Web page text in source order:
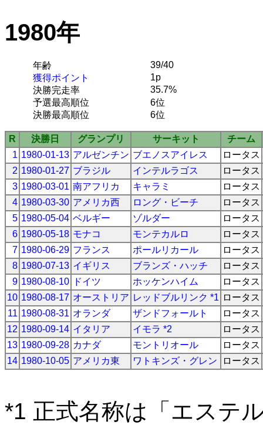
1980年
年齢
39/40
獲得ポイント
1p
決勝完走率
35.7%
予選最高順位
6位
決勝最高順位
6位
R 決勝日 グランプリ サーキット
チーム
1 1980-01-13 アルゼンチン ブエノスアイレス
ロータス
2 1980-01-27 ブラジル インテルラゴス
ロータス
3 1980-03-01 南アフリカ キャラミ
ロータス
4 1980-03-30 アメリカ西 ロング・ビーチ
ロータス
5 1980-05-04 ベルギー ゾルダー
ロータス
6 1980-05-18 モナコ モンテカルロ
ロータス
7 1980-06-29 フランス ポールリカール
ロータス
8 1980-07-13 イギリス ブランズ・ハッチ
ロータス
9 1980-08-10 ドイツ ホッケンハイム
ロータス
10 1980-08-17 オーストリア レッドブルリンク *1 ロータス
11 1980-08-31 オランダ ザンドフォールト
ロータス
12 1980-09-14 イタリア イモラ *2
ロータス
13 1980-09-28 カナダ モントリオール
ロータス
14 1980-10-05 アメリカ東 ワトキンズ・グレン ロータス
*1 正式名称は「エステ